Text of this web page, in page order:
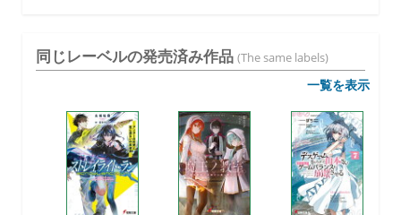
同じレーベルの発売済み作品 (The same labels)
一覧を表示